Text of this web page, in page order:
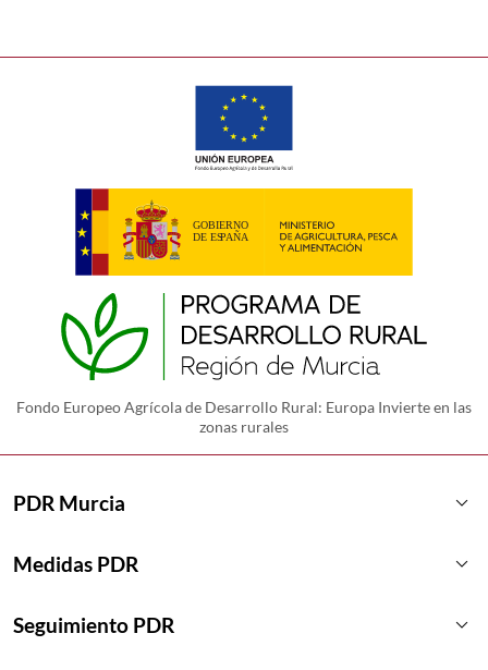
Fondo Europeo Agrícola de Desarrollo Rural: Europa Invierte en las
zonas rurales
PDR Murcia keyboard_arrow_down
Medidas PDR keyboard_arrow_down
Seguimiento PDR keyboard_arrow_down